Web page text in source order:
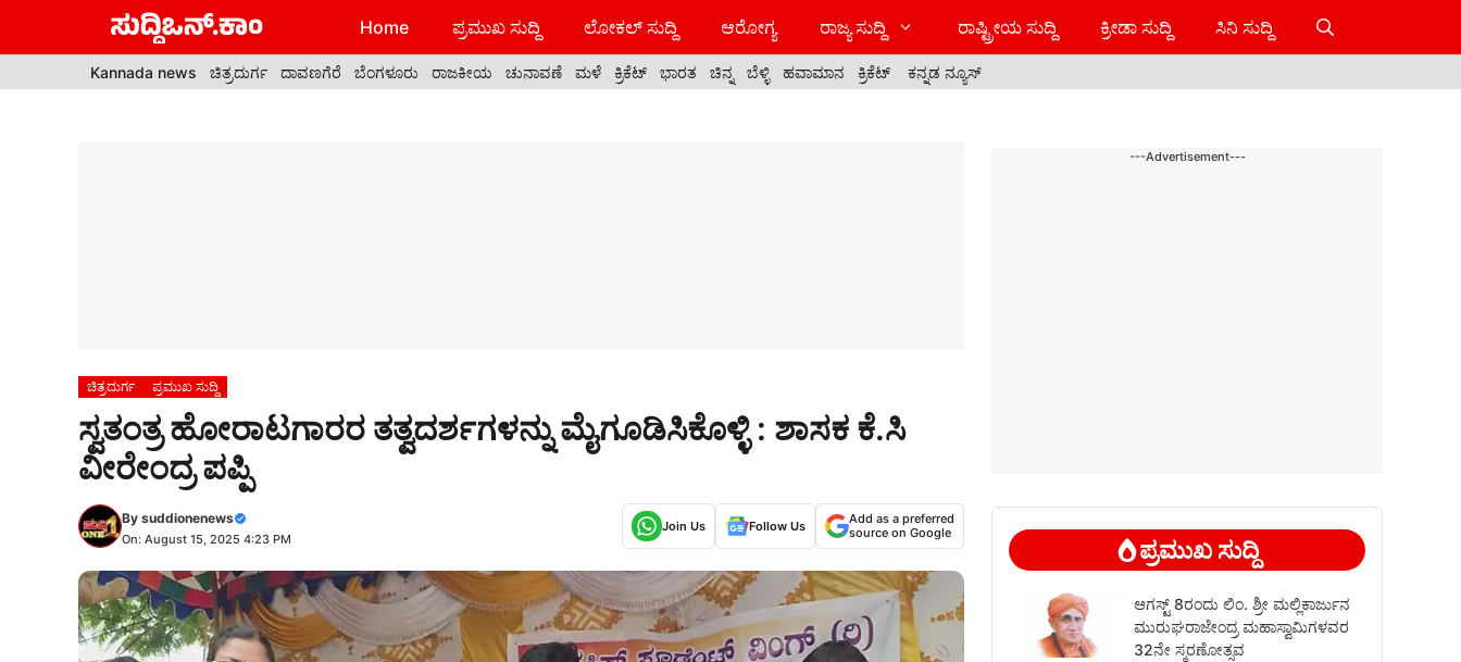
Home ಪ್ರಮುಖ ಸುದ್ದಿ ಲೋಕಲ್ ಸುದ್ದಿ ಆರೋಗ್ಯ ರಾಜ್ಯ ಸುದ್ದಿ ರಾಷ್ಟ್ರೀಯ ಸುದ್ದಿ ಕ್ರೀಡಾ ಸುದ್ದಿ ಸಿನಿ ಸುದ್ದಿ
Kannada news ಚಿತ್ರದುರ್ಗ ದಾವಣಗೆರೆ ಬೆಂಗಳೂರು ರಾಜಕೀಯ ಚುನಾವಣೆ ಮಳೆ ಕ್ರಿಕೆಟ್ ಭಾರತ ಚಿನ್ನ ಬೆಳ್ಳಿ ಹವಾಮಾನ ಕ್ರಿಕೆಟ್ ಕನ್ನಡ ನ್ಯೂಸ್
ಚಿತ್ರದುರ್ಗ ಪ್ರಮುಖ ಸುದ್ದಿ
ಸ್ವತಂತ್ರ ಹೋರಾಟಗಾರರ ತತ್ವದರ್ಶಗಳನ್ನು ಮೈಗೂಡಿಸಿಕೊಳ್ಳಿ : ಶಾಸಕ ಕೆ.ಸಿ
ವೀರೇಂದ್ರ ಪಪ್ಪಿ
By suddionenews
On: August 15, 2025 4:23 PM
Join Us Follow Us
Add as a preferred
source on Google
---Advertisement---
ಪ್ರಮುಖ ಸುದ್ದಿ
ಆಗಸ್ಟ್ 8ರಂದು ಲಿಂ. ಶ್ರೀ ಮಲ್ಲಿಕಾರ್ಜುನ
ಮುರುಘರಾಜೇಂದ್ರ ಮಹಾಸ್ವಾಮಿಗಳವರ
32ನೇ ಸ್ಮರಣೋತ್ಸವ